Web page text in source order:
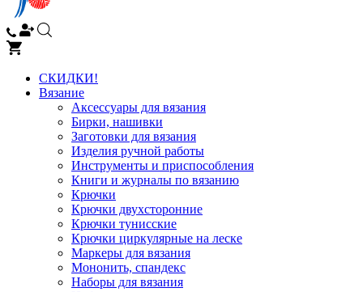
СКИДКИ!
Вязание
Аксессуары для вязания
Бирки, нашивки
Заготовки для вязания
Изделия ручной работы
Инструменты и приспособления
Книги и журналы по вязанию
Крючки
Крючки двухсторонние
Крючки тунисские
Крючки циркулярные на леске
Маркеры для вязания
Мононить, спандекс
Наборы для вязания